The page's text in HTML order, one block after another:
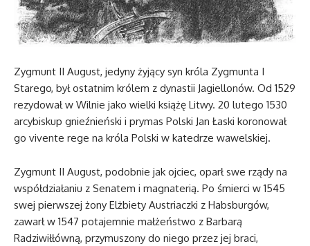
Zygmunt II August, jedyny żyjący syn króla Zygmunta I
Starego, był ostatnim królem z dynastii Jagiellonów. Od 1529
rezydował w Wilnie jako wielki książę Litwy. 20 lutego 1530
arcybiskup gnieźnieński i prymas Polski Jan Łaski koronował
go vivente rege na króla Polski w katedrze wawelskiej.
Zygmunt II August, podobnie jak ojciec, oparł swe rządy na
współdziałaniu z Senatem i magnaterią. Po śmierci w 1545
swej pierwszej żony Elżbiety Austriaczki z Habsburgów,
zawarł w 1547 potajemnie małżeństwo z Barbarą
Radziwiłłówną, przymuszony do niego przez jej braci,